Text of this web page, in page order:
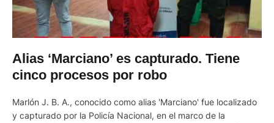
Alias ‘Marciano’ es capturado. Tiene
cinco procesos por robo
Marlón J. B. A., conocido como alias 'Marciano' fue localizado
y capturado por la Policía Nacional, en el marco de la